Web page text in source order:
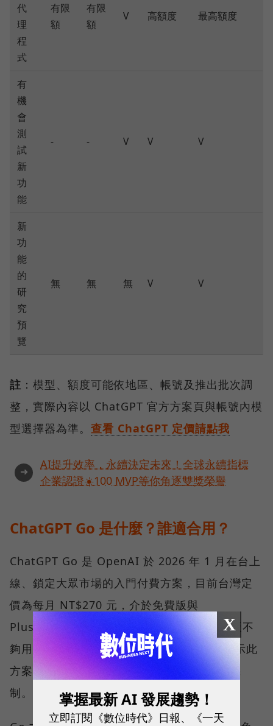
代
理
程
式
有限
額
有限
額
V 高額度 最高額度
有
機
會
測
試
新
功
能
- - V V V
新
功
能
的
研
究
預
覽
無 無 無 V V
註 ：模型、額度可能依地區、帳號及推出批次調
整，實際內容以 ChatGPT 官方方案頁與帳號內模
型選擇器為準。 查看 ChatGPT 定價請點我
➜
AI提升效率，永續決定未來！全球永續指標
企業認證☀️100 MVP等你角逐雙獎榮譽
ChatGPT Go 是什麼？誰適合用？
ChatGPT Go 是 OpenAI 於 2026 年 1 月在台上
線、鎖定大眾市場的入門付費方案，目前台灣定
價為每月 NT$270 元，介於免費版與
Plus（NT$690 元）方案之間，主打「免費版不
夠用、Plus 又太貴」的族群。不過，官方表示此
方案可能包含廣告，台灣目前尚未導入廣告機
制。
X
掌握最新 AI 發展趨勢！
立即訂閱《數位時代》日報、《一天